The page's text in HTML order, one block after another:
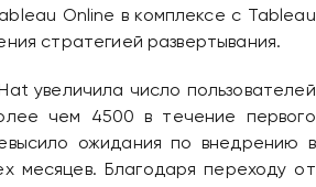
Online в комплексе с Tableau
стратегией развертывания.
увеличила число пользователей
чем 4500 в течение первого
ожидания по внедрению в
месяцев. Благодаря переходу от